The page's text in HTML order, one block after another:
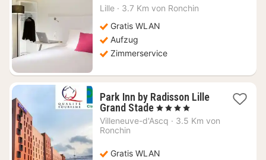
Nacht
58,10
Lille · 3.7 Km von Ronchin
Gratis WLAN
Aufzug
Zimmerservice
Park Inn by Radisson Lille
Grand Stade1
Nacht
€
, 4 Sterne
Villeneuve-d'Ascq · 3.5 Km von
Ronchin
Gratis WLAN